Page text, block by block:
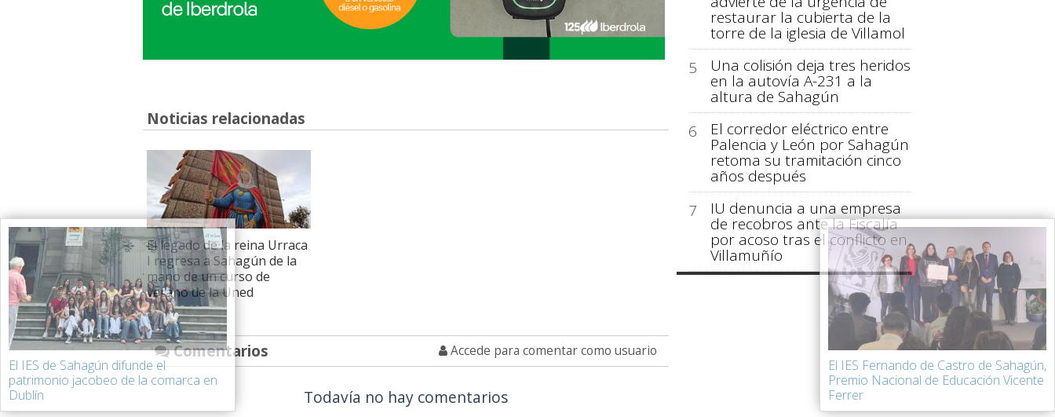
Noticias relacionadas
El legado de la reina Urraca
I regresa a Sahagún de la
mano de un curso de
verano de la Uned
Comentarios Accede para comentar como usuario
Todavía no hay comentarios
restaurar la cubierta de la
torre de la iglesia de Villamol
5
Una colisión deja tres heridos
en la autovía A-231 a la
altura de Sahagún
6
El corredor eléctrico entre
Palencia y León por Sahagún
retoma su tramitación cinco
años después
7
IU denuncia a una empresa
de recobros ante la Fiscalía
por acoso tras el conflicto en
Villamuñío
El IES de Sahagún difunde el
patrimonio jacobeo de la comarca en
Dublín
El IES Fernando de Castro de Sahagún,
Premio Nacional de Educación Vicente
Ferrer